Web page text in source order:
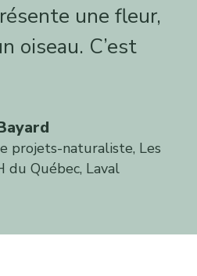
une fleur,
oiseau. C’est
projets-naturaliste, Les
du Québec, Laval